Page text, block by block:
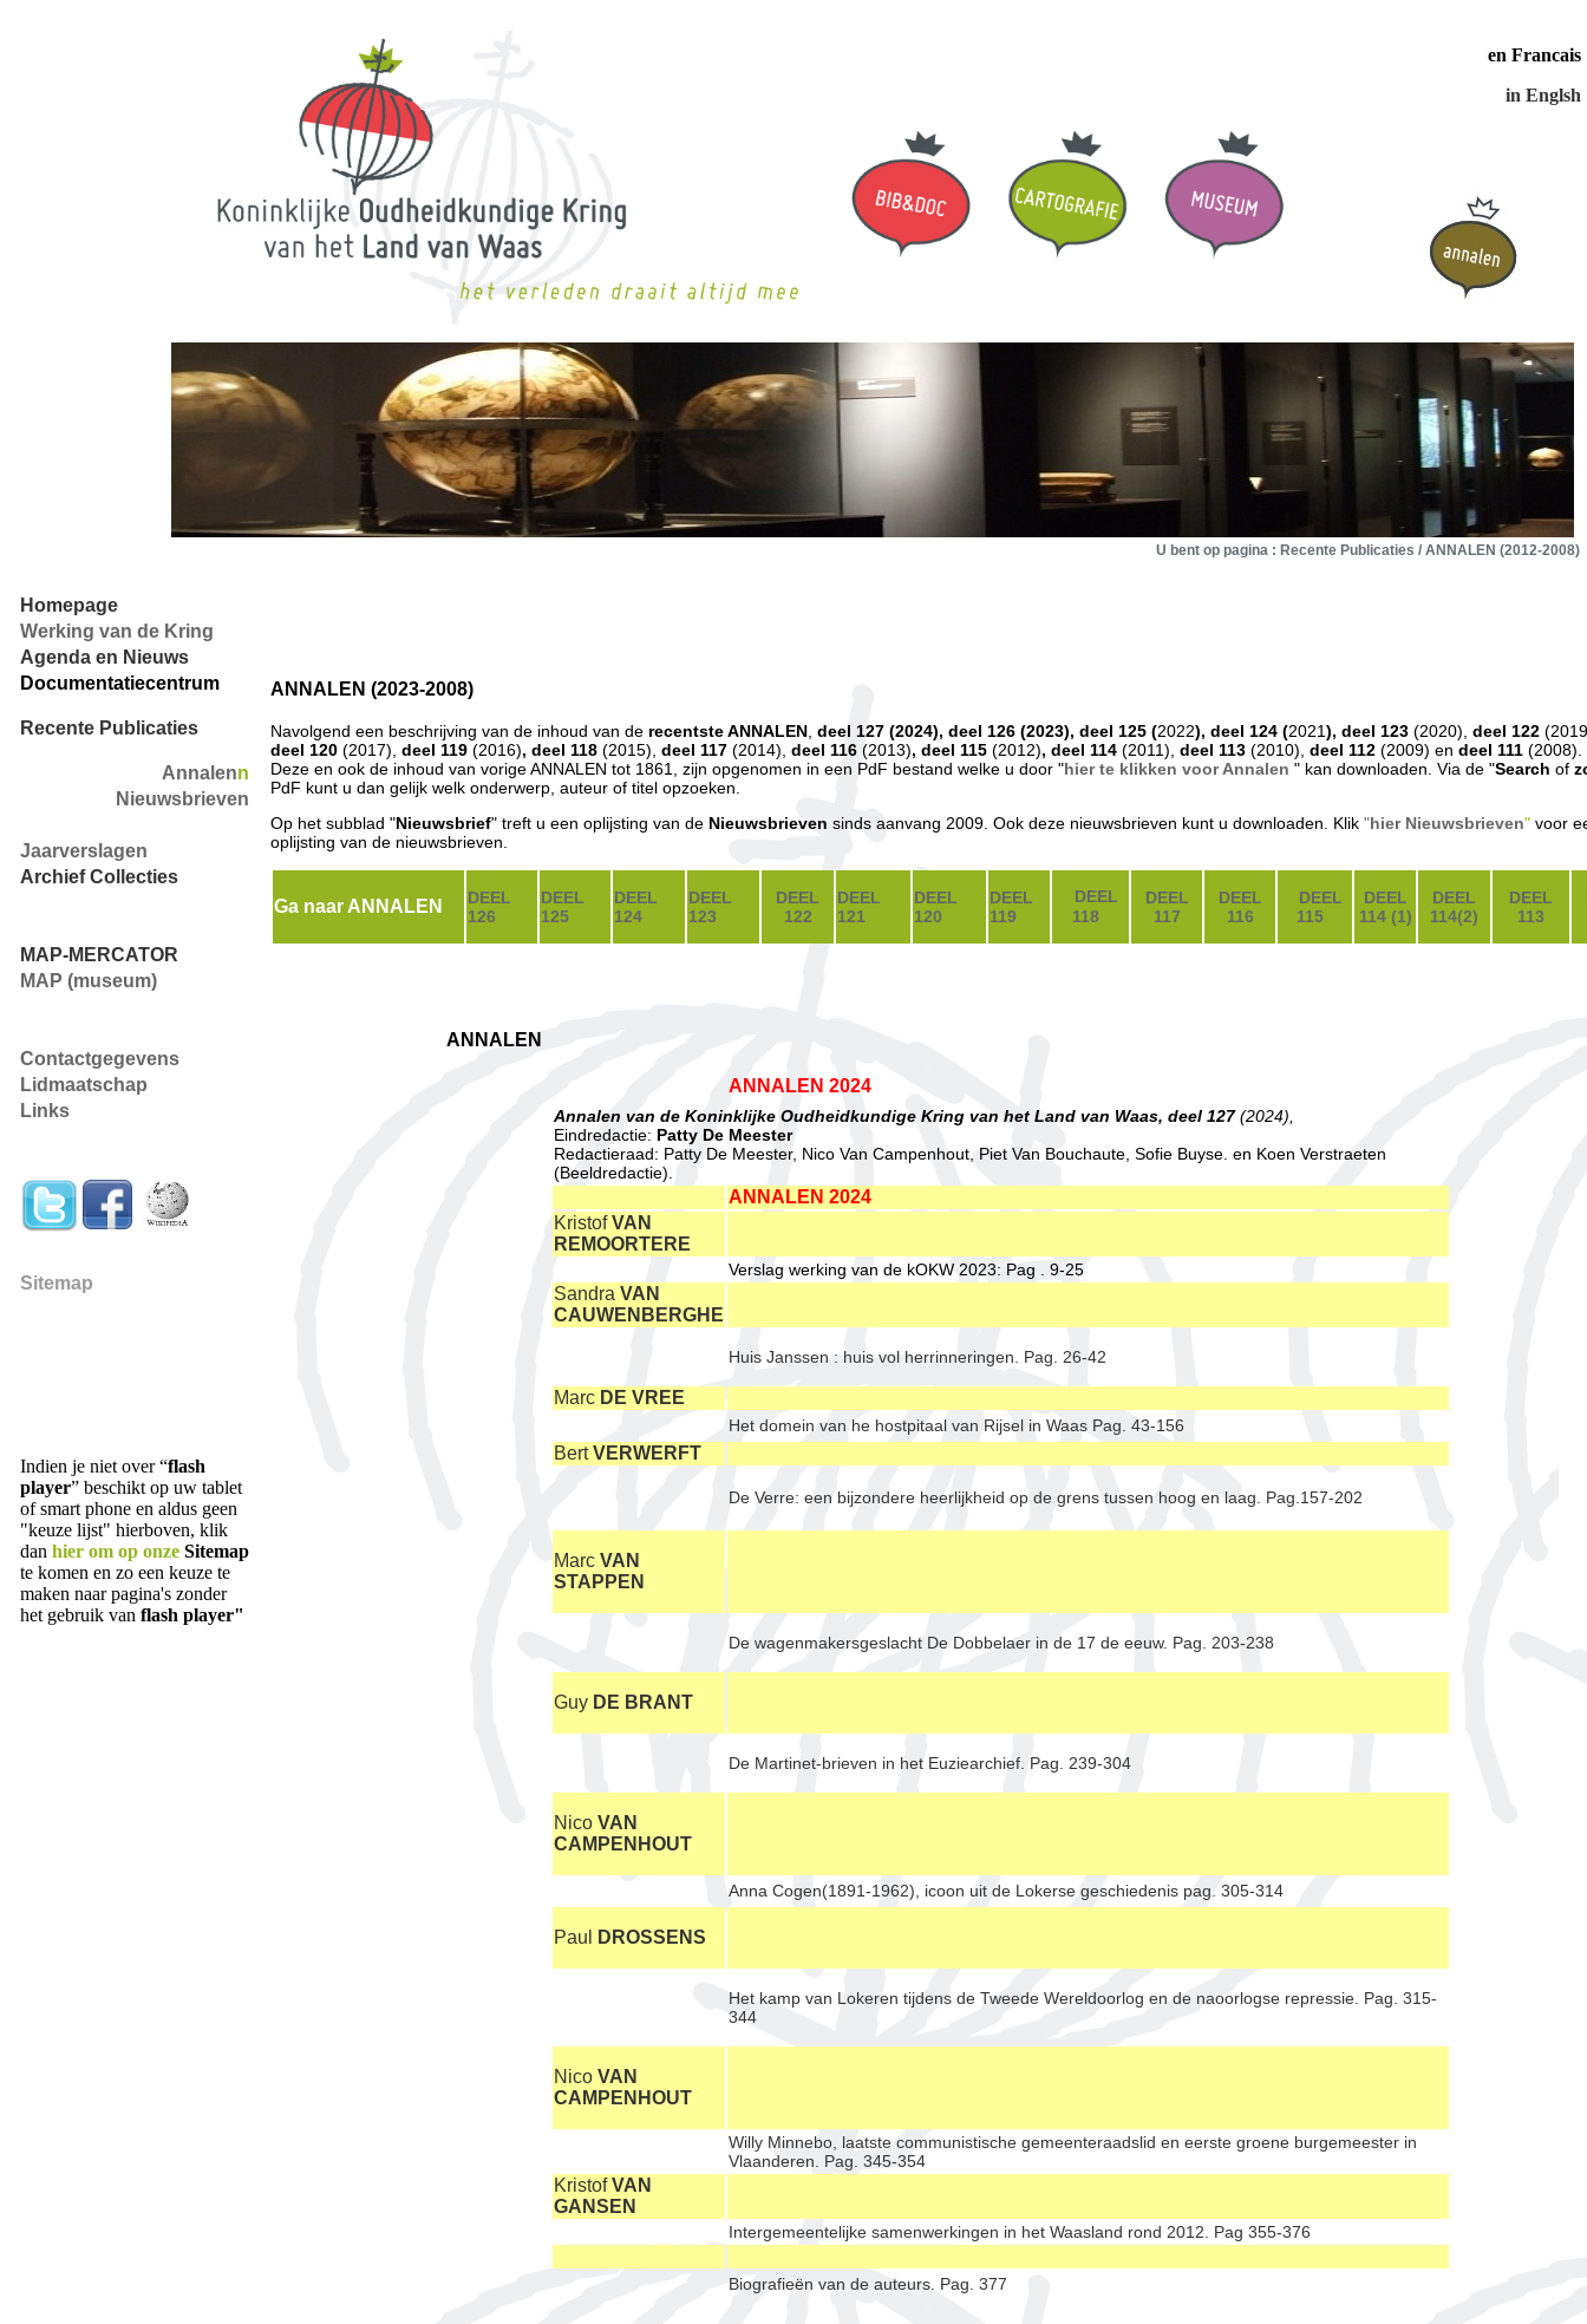
en Francais
in Englsh
U bent op pagina : Recente Publicaties / ANNALEN (2012-2008)
Homepage
Werking van de Kring
Agenda en Nieuws
Documentatiecentrum
Recente Publicaties
Annalenn
Nieuwsbrieven
Jaarverslagen
Archief Collecties
MAP-MERCATOR
MAP (museum)
Contactgegevens
Lidmaatschap
Links
Sitemap
Indien je niet over “flash
player” beschikt op uw tablet
of smart phone en aldus geen
"keuze lijst" hierboven, klik
dan hier om op onze Sitemap
te komen en zo een keuze te
maken naar pagina's zonder
het gebruik van flash player"
ANNALEN (2023-2008)
Navolgend een beschrijving van de inhoud van de recentste ANNALEN deel 127 (2024), deel 126 (2023), deel 125 (2022), deel 124 (2021), deel 123 (2020), deel 122
deel 120 (2017), deel 119 (2016), deel 118 (2015), deel 117 (2014), deel 116 (2013), deel 115 (2012), deel 114 (2011), deel 113 (2010), deel 112 (2009) en deel 111 (2008).
Deze en ook de inhoud van vorige ANNALEN tot 1861, zijn opgenomen in een PdF bestand welke u door "hier te klikken voor Annalen " kan downloaden. Via de "Search of
PdF kunt u dan gelijk welk onderwerp, auteur of titel opzoeken.
Op het subblad "Nieuwsbrief" treft u een oplijsting van de Nieuwsbrieven sinds aanvang 2009. Ook deze nieuwsbrieven kunt u downloaden. Klik "hier Nieuwsbrieven" voor
oplijsting van de nieuwsbrieven.
Ga naar ANNALEN
DEEL
126
DEEL
125
DEEL
124
DEEL
123
DEEL
122
DEEL
121
DEEL
120
DEEL
119
DEEL
118
DEEL
117
DEEL
116
DEEL
115
DEEL
114 (1)
DEEL
114(2)
DEEL
113
ANNALEN
ANNALEN 2024
Annalen van de Koninklijke Oudheidkundige Kring van het Land van Waas, deel 127(2024),
Eindredactie: Patty De Meester
Redactieraad: Patty De Meester, Nico Van Campenhout, Piet Van Bouchaute, Sofie Buyse. en Koen Verstraeten
(Beeldredactie).
ANNALEN 2024
KristofVAN
REMOORTERE
Verslag werking van de kOKW 2023: Pag . 9-25
Sandra VAN
CAUWENBERGHE
Huis Janssen : huis vol herrinneringen. Pag. 26-42
Marc DE VREE
Het domein van he hostpitaal van Rijsel in Waas Pag. 43-156
BertVERWERFT
De Verre: een bijzondere heerlijkheid op de grens tussen hoog en laag. Pag.157-202
Marc VAN
STAPPEN
De wagenmakersgeslacht De Dobbelaer in de 17 de eeuw. Pag. 203-238
Guy DE BRANT
De Martinet-brieven in het Euziearchief. Pag. 239-304
Nico VAN
CAMPENHOUT
Anna Cogen(1891-1962), icoon uit de Lokerse geschiedenis pag. 305-314
Paul DROSSENS
Het kamp van Lokeren tijdens de Tweede Wereldoorlog en de naoorlogse repressie. Pag. 315-
344
Nico VAN
CAMPENHOUT
Willy Minnebo, laatste communistische gemeenteraadslid en eerste groene burgemeester in
Vlaanderen. Pag. 345-354
KristofVAN
GANSEN
Intergemeentelijke samenwerkingen in het Waasland rond 2012. Pag 355-376
Biografieën van de auteurs. Pag. 377